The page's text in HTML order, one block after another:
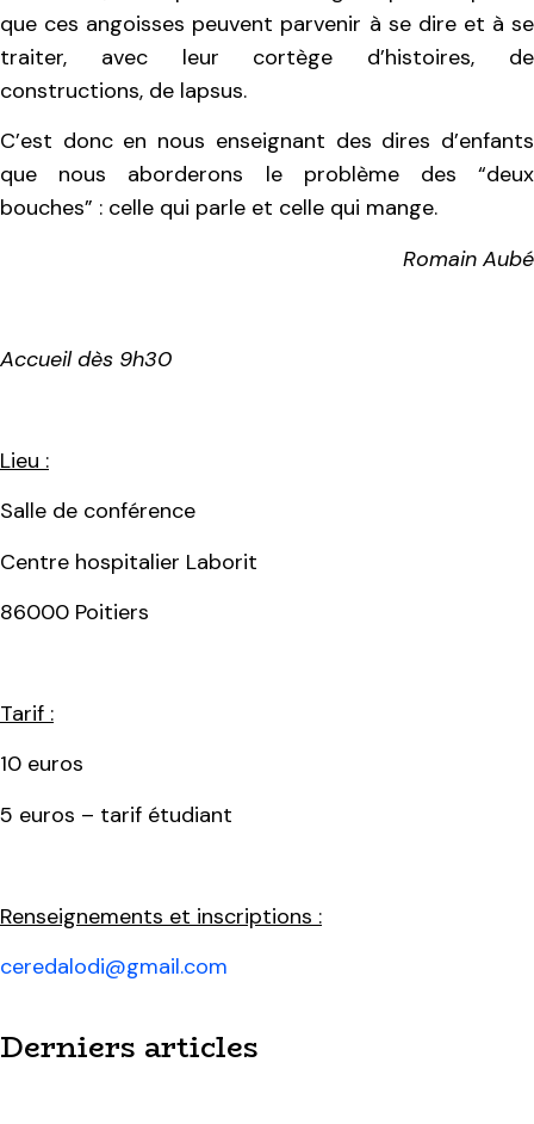
que ces angoisses peuvent parvenir à se dire et à se
traiter, avec leur cortège d’histoires, de
constructions, de lapsus.
C’est donc en nous enseignant des dires d’enfants
que nous aborderons le problème des “deux
bouches” : celle qui parle et celle qui mange.
Romain Aubé
Accueil dès 9h30
Lieu :
Salle de conférence
Centre hospitalier Laborit
86000 Poitiers
Tarif :
10 euros
5 euros – tarif étudiant
Renseignements et inscriptions :
ceredalodi@gmail.com
Derniers articles